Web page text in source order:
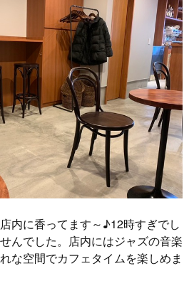
内に香ってます～♪12時すぎでし
んでした。店内にはジャズの音楽
な空間でカフェタイムを楽しめま